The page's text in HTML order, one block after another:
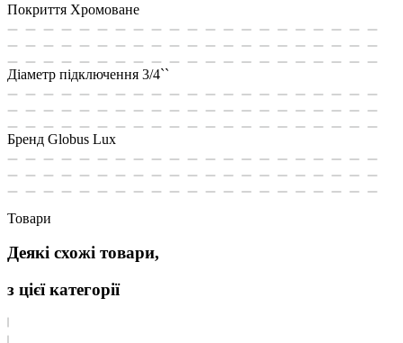
Покриття Хромоване
Діаметр підключення 3/4``
Бренд Globus Lux
Товари
Деякі схожі товари,
з цієї категорії